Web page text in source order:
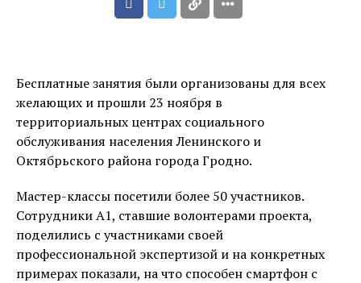
Бесплатные занятия были организованы для всех
желающих и прошли 23 ноября в
территориальных центрах социального
обслуживания населения Ленинского и
Октябрьского района города Гродно.
Мастер-классы посетили более 50 участников.
Сотрудники А1, ставшие волонтерами проекта,
поделились с участниками своей
профессиональной экспертизой и на конкретных
примерах показали, на что способен смартфон с